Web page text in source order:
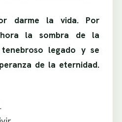
darme la vida. Por
la sombra de la
legado y se
de la eternidad.